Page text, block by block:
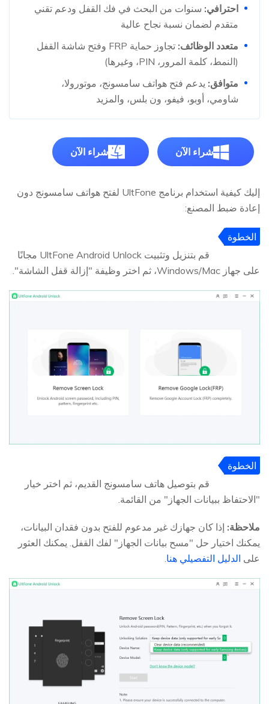
احترافي: سنوات من البحث في فك القفل ودعم تقني
متقدم لضمان نسبة نجاح عالية
متعدد الوظائف:
تجاوز حماية FRP وفتح شاشة القفل
(النمط، كلمة المرور، PIN، وغيرها)
متوافق: يدعم فتح هواتف سامسونج، موتورولا،
شاومي، أوبو، فيفو، ون بلس، والمزيد
شراء الآن شراء الآن
إليك كيفية استخدام برنامج UltFone لفتح هواتف سامسونج دون
إعادة ضبط المصنع:
الخطوة
قم بتنزيل وتثبيت UltFone Android Unlock مجانًا
على جهاز Windows/Mac، ثم اختر وظيفة "إزالة قفل الشاشة".
الخطوة
قم بتوصيل هاتف سامسونج القديم، ثم اختر خيار
"الاحتفاظ ببيانات الجهاز" من القائمة.
ملاحظة: إذا كان جهازك غير مدعوم للفتح بدون فقدان البيانات،
يمكنك اختيار حل "مسح بيانات الجهاز" لفك القفل. يمكنك العثور
على الدليل التفصيلي هنا.